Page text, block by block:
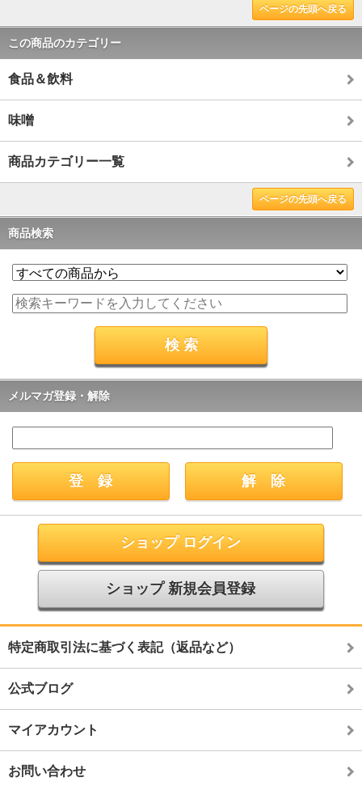
ページの先頭へ戻る
この商品のカテゴリー
食品＆飲料
味噌
商品カテゴリー一覧
ページの先頭へ戻る
商品検索
メルマガ登録・解除
ショップ ログイン
ショップ 新規会員登録
特定商取引法に基づく表記（返品など）
公式ブログ
マイアカウント
お問い合わせ